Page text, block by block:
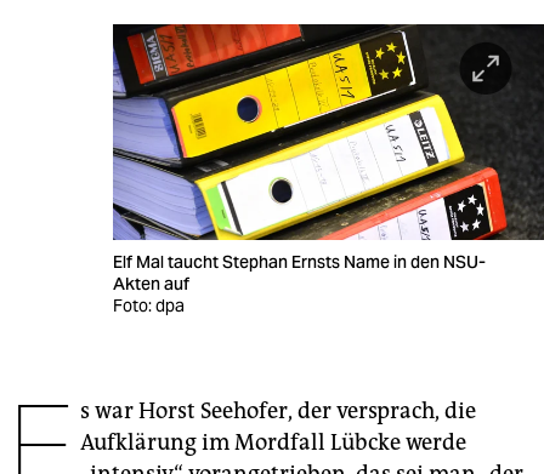
wahrheit
veranstaltungen
Elf Mal taucht Stephan Ernsts Name in den NSU-
Akten auf
Foto: dpa
s war Horst Seehofer, der versprach, die
Aufklärung im Mordfall Lübcke werde